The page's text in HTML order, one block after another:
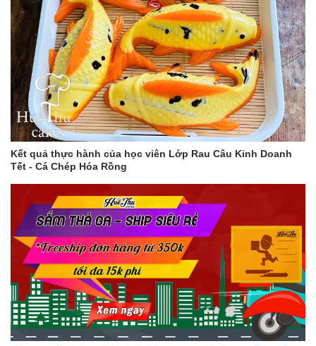
Kết quả thực hành của học viên Lớp Rau Câu Kinh Doanh
Tết - Cá Chép Hóa Rồng